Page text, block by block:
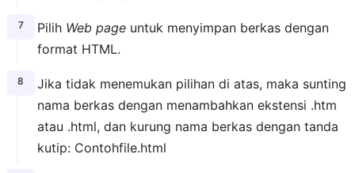
Pilih Web pageuntuk menyimpan berkas dengan
format HTML.
Jika tidak menemukan pilihan di atas, maka sunting
nama berkas dengan menambahkan ekstensi .htm
atau .html, dan kurung nama berkas dengan tanda
kutip: Contohfile.html